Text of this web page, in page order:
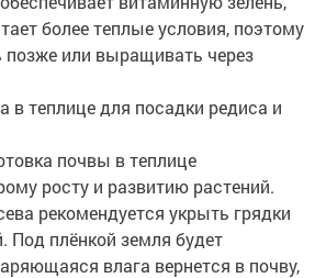
более теплые условия, поэтому
позже или выращивать через
в теплице для посадки редиса и
почвы в теплице
росту и развитию растений.
рекомендуется укрыть грядки
Под плёнкой земля будет
влага вернется в почву,